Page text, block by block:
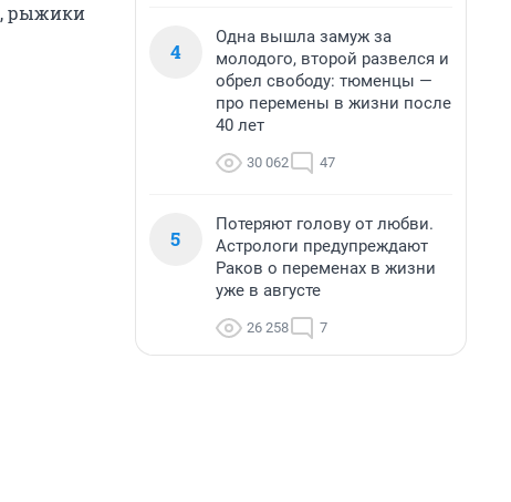
рыжики
4
Одна вышла замуж за
молодого, второй развелся и
обрел свободу: тюменцы —
про перемены в жизни после
40 лет
30 062 47
5
Потеряют голову от любви.
Астрологи предупреждают
Раков о переменах в жизни
уже в августе
26 258 7